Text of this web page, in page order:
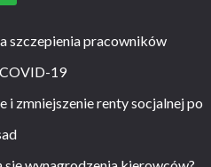
szczepienia pracowników
19
i zmniejszenie renty socjalnej po